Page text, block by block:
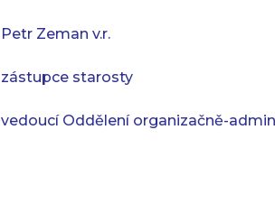
Petr Zeman v.r.
zástupce starosty
vedoucí Oddělení organizačně-